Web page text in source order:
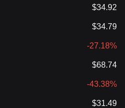
$34.92
$34.79
-27.18%
$68.74
-43.38%
$31.49